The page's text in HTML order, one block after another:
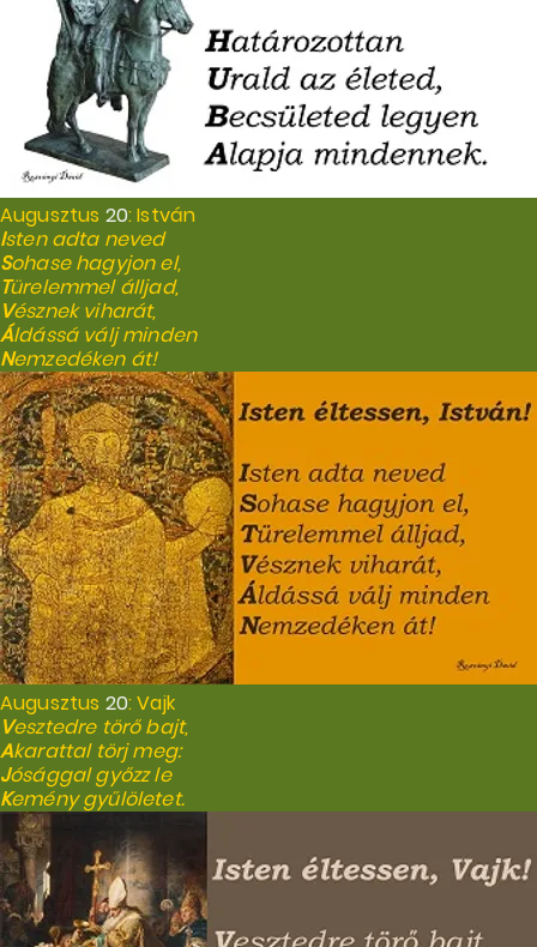
Augusztus 20: István
Isten adta neved
Sohase hagyjon el,
Türelemmel álljad,
Vésznek viharát,
Áldássá válj minden
Nemzedéken át!
Augusztus 20: Vajk
Vesztedre törő bajt,
Akarattal törj meg:
Jósággal győzz le
Kemény gyűlöletet.